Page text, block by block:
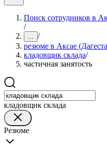
Поиск сотрудников в
/
... /
резюме в Аксае
кладовщик склада/
частичная занятость
кладовщик склада
Резюме